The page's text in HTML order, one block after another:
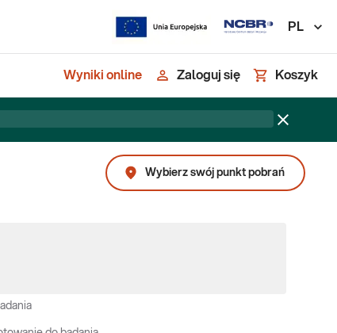
PL
Wyniki online Zaloguj się Koszyk
Wybierz swój punkt pobrań